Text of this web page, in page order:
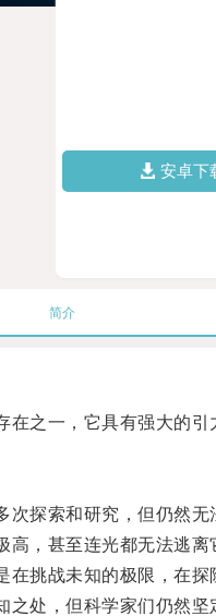
安卓下
简介
之一，它具有强大的引
探索和研究，但仍然无
，甚至连光都无法逃离
挑战未知的极限，在探
处，但科学家们仍然坚